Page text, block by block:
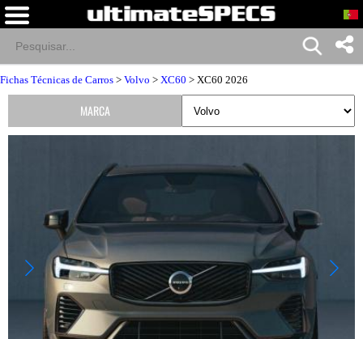
Fichas Técnicas de Carros > Volvo > XC60 > XC60 2026
MARCA